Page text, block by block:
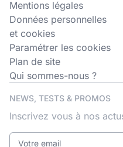
Mentions légales
Données personnelles
et cookies
Paramétrer les cookies
Plan de site
Qui sommes-nous ?
NEWS, TESTS & PROMOS
Inscrivez vous à nos